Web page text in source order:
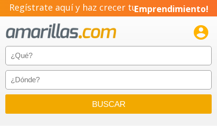
Regístrate aquí y haz crecer tuEmprendimiento!
